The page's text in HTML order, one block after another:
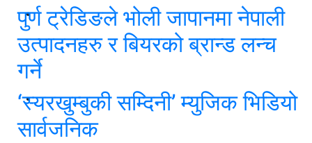
पुर्ण ट्रेडिङले भोली जापानमा नेपाली
उत्पादनहरु र बियरको ब्रान्ड लन्च
गर्ने
‘स्यरखुम्बुकी सम्दिनी’ म्युजिक भिडियो
सार्वजनिक